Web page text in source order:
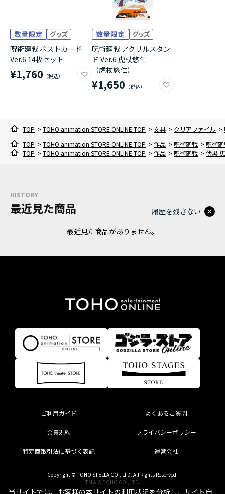
呪術廻戦 ポストカード
Ver.6 14枚セット
¥1,760
呪術廻戦 アクリルスタン
ド Ver.6 虎杖悠仁
（虎杖悠仁）
¥1,650
TOP > TOHO animation STORE ONLINE TOP > 文具 > クリアファイル >
TOP > TOHO animation STORE ONLINE TOP > 作品 > 呪術廻戦 > 呪術
TOP > TOHO animation STORE ONLINE TOP > 作品 > 呪術廻戦 > 伏黒 恵
HISTORY
最近見た商品
最近見た商品がありません。
履歴を残さない
ご利用ガイド よくあるご質問
会員規約 プライバシーポリシー
特定商取引法に基づく表記 運営会社
Copyright © TOHO STELLA CO., LTD. All Rights Reserved.
TM & © TOHO CO., LTD.